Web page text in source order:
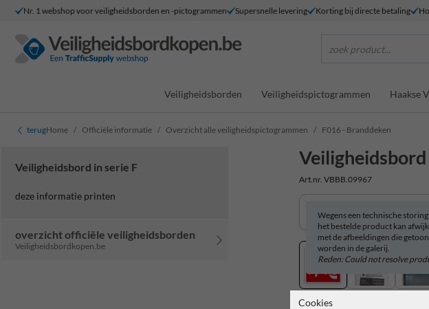
Nr. 1 webshop voor veiligheidsborden en -pictogrammen Supersnelle levering Korting bij directe betaling
zoek product...
Veiligheidsborden Veiligheidspictogrammen Haakse
terugHome Officiële informatie Overzicht alle veiligheidspictogrammen F016 - Branddeken
Veiligheidsbord in serie F
deze informatie printen
overzicht officiële veiligheidsborden
Veiligheidsbordkopen.be
Art.nr. VBBB.09967
Wegens een technische storing
het bestelde product kan
met de afbeeldingen die
worden in de galerij.
Reden: Could not resolve
Cookies